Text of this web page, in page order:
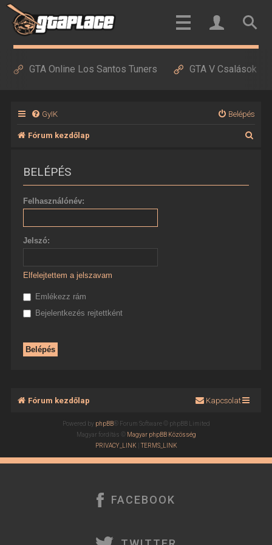
GTA Online Los Santos Tuners GTA V Csalások
GyIK Belépés
Fórum kezdőlap
BELÉPÉS
Felhasználónév:
Jelszó:
Elfelejtettem a jelszavam
Emlékezz rám
Bejelentkezés rejtettként
Fórum kezdőlap Kapcsolat
Powered by phpBB® Forum Software © phpBB Limited
Magyar fordítás © Magyar phpBB Közösség
PRIVACY_LINK |TERMS_LINK
FACEBOOK